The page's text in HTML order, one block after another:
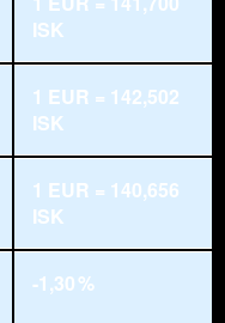
ISK
1 EUR = 142,502
ISK
1 EUR = 140,656
ISK
-1,30 %